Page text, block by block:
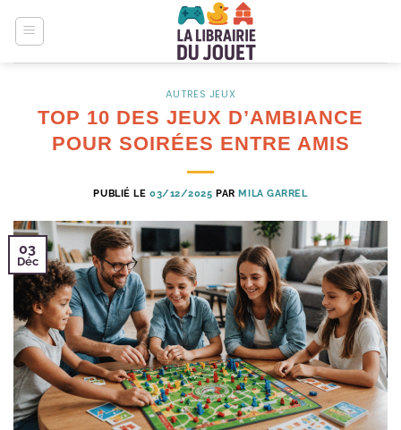
AUTRES JEUX
TOP 10 DES JEUX D’AMBIANCE
POUR SOIRÉES ENTRE AMIS
PUBLIÉ LE 03/12/2025 PARMILA GARREL
03
Déc